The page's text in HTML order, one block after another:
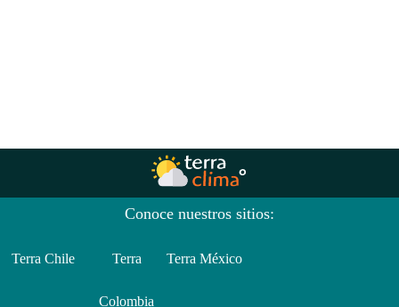
Conoce nuestros sitios:
Terra Chile Terra
Colombia
Terra México